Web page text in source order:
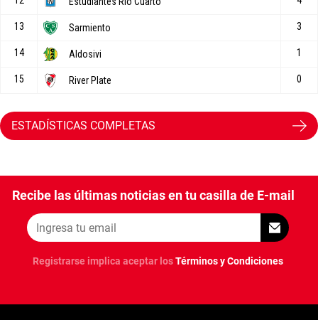
ESTADÍSTICAS COMPLETAS
Recibe las últimas noticias en tu casilla de E-mail
Registrarse implica aceptar losTérminos y Condiciones